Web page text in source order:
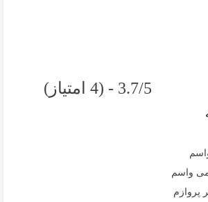
3.7/5 - (4 امتیاز)
واسم
پروازم